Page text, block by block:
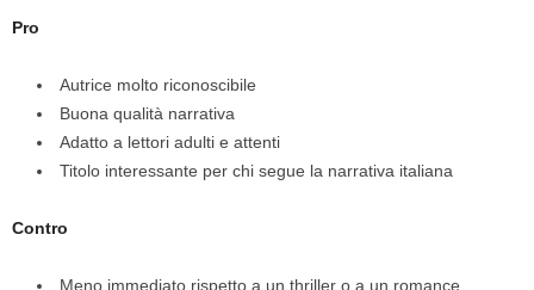
Pro
Autrice molto riconoscibile
Buona qualità narrativa
Adatto a lettori adulti e attenti
Titolo interessante per chi segue la narrativa italiana
Contro
Meno immediato rispetto a un thriller o a un romance